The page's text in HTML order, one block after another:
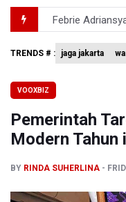
Febrie
BGN Proses
Amnesty
BGN Beri
TRENDS # : jaga jakarta
VOOXBIZ
Pemerintah
Modern Tahun
BY RINDA SUHERLINA